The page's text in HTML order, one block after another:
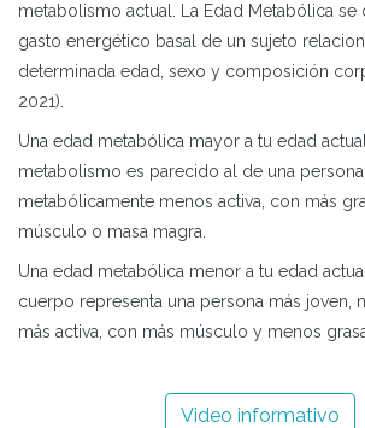
metabolismo actual. La Edad Metabólica se
gasto energético basal de un sujeto
determinada edad, sexo y composición
2021).
Una edad metabólica mayor a tu edad
metabolismo es parecido al de una persona
metabólicamente menos activa, con más
músculo o masa magra.
Una edad metabólica menor a tu edad
cuerpo representa una persona más joven,
más activa, con más músculo y menos
Video informativo